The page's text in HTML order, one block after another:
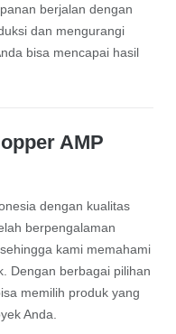
berjalan dengan
dan mengurangi
bisa mencapai hasil
AMP
dengan kualitas
berpengalaman
kami memahami
Dengan berbagai pilihan
memilih produk yang
Anda.